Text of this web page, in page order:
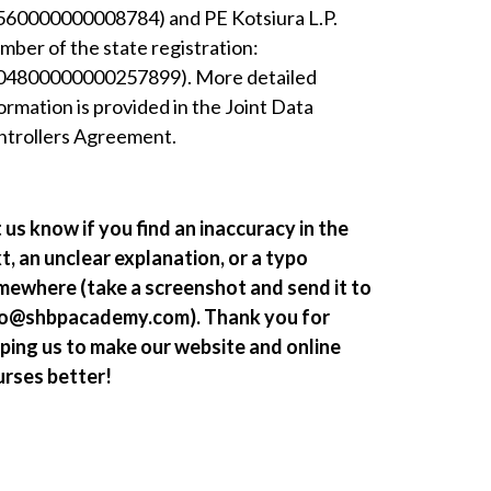
and PE Kotsiura L.P.
of the state registration:
More detailed
is provided in the Joint Data
Agreement.
us know if you find an inaccuracy in the
an unclear explanation, or a typo
(take a screenshot and send it to
Thank you for
us to make our website and online
better!